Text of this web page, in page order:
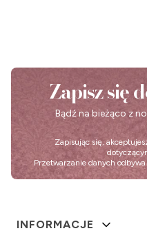
Zapisz się
Bądź na bieżąco z
Zapisując się,
Przetwarzanie danych
Linki w stopce
INFORMACJE